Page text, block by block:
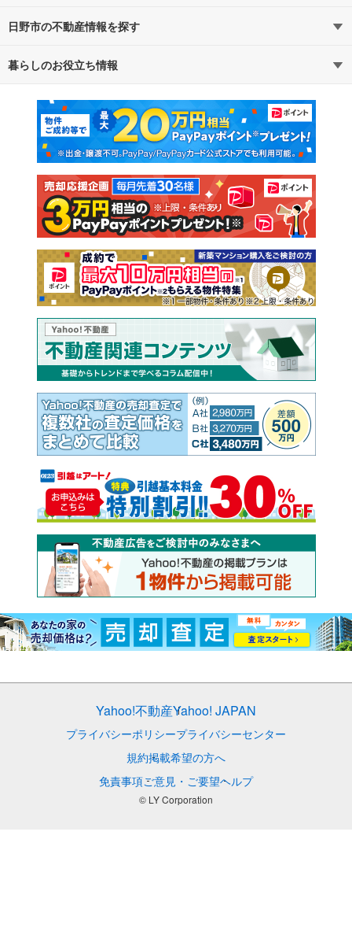
路線・駅から探す
通勤・通学時間から探す
日野市の不動産情報を探す
不動産・住宅
新築マンション 中古マンション
新築一戸建て 中古一戸建て
注文住宅 土地
売却査定
暮らしのお役立ち情報
マンションカタログ 教えて！住まいの先生
Yahoo!不動産Yahoo! JAPAN
プライバシーポリシープライバシーセンター
規約掲載希望の方へ
免責事項ご意見・ご要望ヘルプ
© LY Corporation